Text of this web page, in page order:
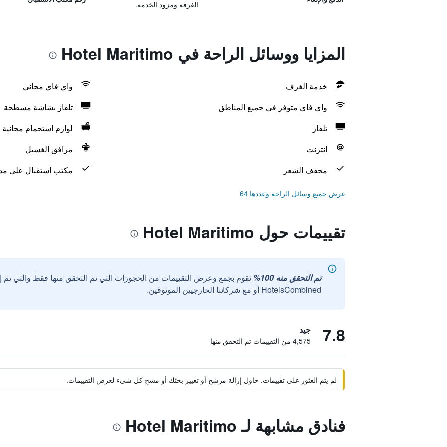
الغرفة ومزود الخدمة.
المزايا ووسائل الراحة في Hotel Maritimo
خدمة الغرف
واي فاي مجاني
واي فاي متوفر في جميع المناطق
تلفاز بشاشة مسطحة
تلفاز
لوازم استحمام مجانية
انترنت
مرافق الغسيل
مجفف الشعر
مكتب استقبال على مدار 24
عرض جميع وسائل الراحة وعددها 64
تقييمات حول Hotel Maritimo
تم التحقق منه 100%
نقوم بجمع وعرض التقييمات من الحجوزات التي تم التحقق منها فقط والتي
HotelsCombined أو مع شركائنا الخارجيين الموثوقين.
7.8 جيد
4,575 من التقييمات تم التحقق منها
لم يتم العثور على تقييمات. حاول إزالة مرشح أو تغيير بحثك أو مسح كل شيء لعرض التقييمات.
فنادق مشابهة لـ Hotel Maritimo